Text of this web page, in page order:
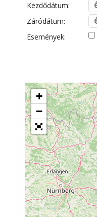
Kezdődátum:
Záródátum:
Események:
+
−